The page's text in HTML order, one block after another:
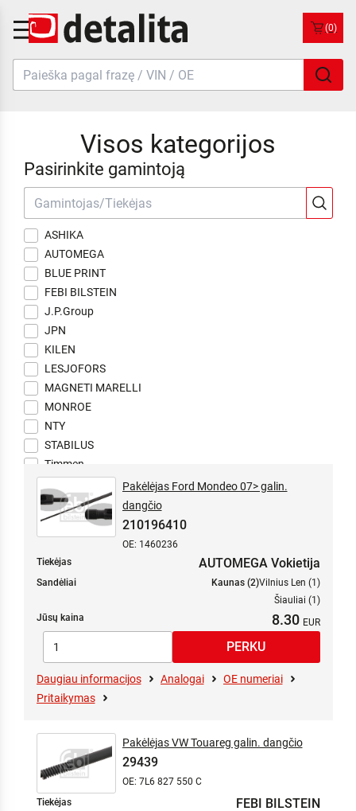
(0)
Visos kategorijos
Pasirinkite gamintoją
ASHIKA
AUTOMEGA
BLUE PRINT
FEBI BILSTEIN
J.P.Group
JPN
KILEN
LESJOFORS
MAGNETI MARELLI
MONROE
NTY
STABILUS
Timmen
Timmen Premium
Topran
TRUCKTEC AUTOMOTIVE
VAICO
Pakėlėjas Ford Mondeo 07> galin.
dangčio
210196410
OE: 1460236
Tiekėjas
AUTOMEGA Vokietija
Sandėliai Kaunas (2)Vilnius Len (1)
Šiauliai (1)
Jūsų kaina
8.30
Daugiau informacijos Analogai
OE numeriai
Pritaikymas
Pakėlėjas VW Touareg galin. dangčio
29439
OE: 7L6 827 550 C
Tiekėjas
FEBI BILSTEIN